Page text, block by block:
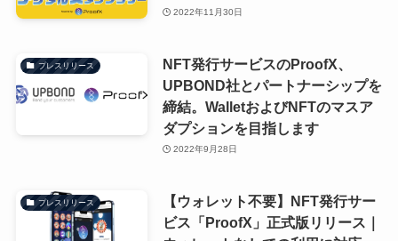
2022年11月30日
プレスリリース
NFT発行サービスのProofX、
UPBOND社とパートナーシップを
締結。WalletおよびNFTのマスア
ダプションを目指します
2022年9月28日
プレスリリース
【ウォレット不要】NFT発行サー
ビス「ProofX」正式版リリース｜